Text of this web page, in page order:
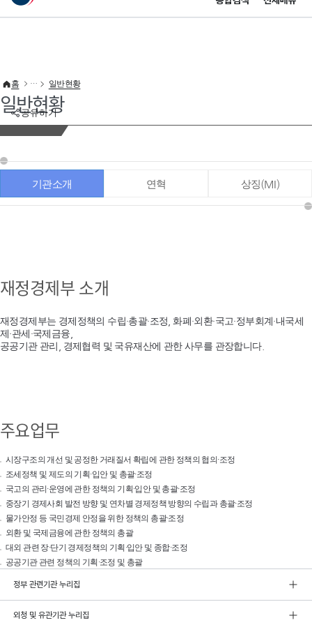
이 누리집은 대한민국 공식 전자정부 누리집입니다.
공유하기
홈 일반현황
일반현황
기관소개 연혁 상징(MI)
재정경제부 소개
재정경제부는 경제정책의 수립·총괄·조정, 화폐·외환·국고·정부회계·내국세
제·관세·국제금융,
공공기관 관리, 경제협력 및 국유재산에 관한 사무를 관장합니다.
주요업무
시장구조의 개선 및 공정한 거래질서 확립에 관한 정책의 협의·조정
조세정책 및 제도의 기획·입안 및 총괄·조정
국고의 관리·운영에 관한 정책의 기획·입안 및 총괄·조정
중장기 경제사회 발전 방향 및 연차별 경제정책 방향의 수립과 총괄·조정
물가안정 등 국민경제 안정을 위한 정책의 총괄·조정
외환 및 국제금융에 관한 정책의 총괄
대외 관련 장·단기 경제정책의 기획·입안 및 종합·조정
공공기관 관련 정책의 기획·조정 및 총괄
정부 관련기관 누리집
외청 및 유관기관 누리집